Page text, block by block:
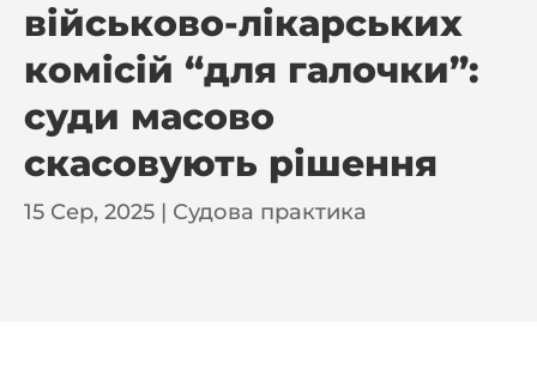
військово-лікарських
комісій “для галочки”:
суди масово
скасовують рішення
15 Сер, 2025 | Судова практика